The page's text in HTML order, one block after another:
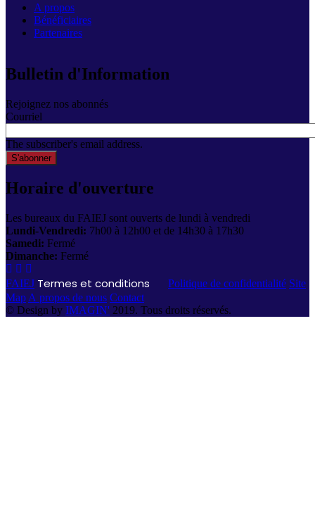
A propos
Bénéficiaires
Partenaires
Bulletin d'Information
Rejoignez nos abonnés
Courriel
The subscriber's email address.
Horaire d'ouverture
Les bureaux du FAIEJ sont ouverts de lundi à vendredi
Lundi-Vendredi: 7h00 à 12h00 et de 14h30 à 17h30
Samedi: Fermé
Dimanche: Fermé
FAIEJ Termes et conditions Politique de confidentialité Site
Map A propos de nous Contact
© Design by IMAGIN' 2019. Tous droits réservés.